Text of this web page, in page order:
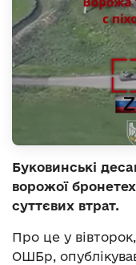
Буковинські
ворожої
суттєвих втрат.
Про це у
ОШБр,